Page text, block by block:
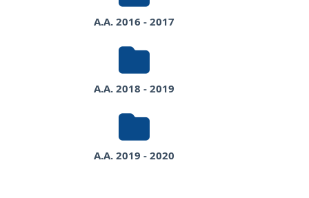
A.A. 2016 - 2017
A.A. 2018 - 2019
A.A. 2019 - 2020